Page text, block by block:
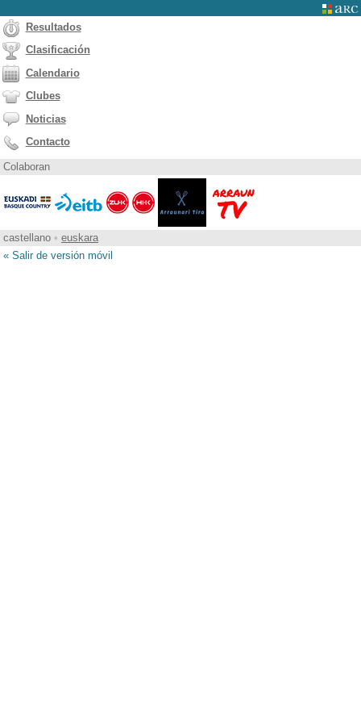
Resultados
Clasificación
Calendario
Clubes
Noticias
Contacto
Colaboran
castellano • euskara
« Salir de versión móvil